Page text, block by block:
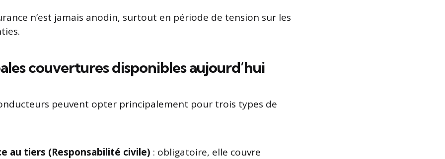
n’est jamais anodin, surtout en période de tension sur les
couvertures disponibles aujourd’hui
peuvent opter principalement pour trois types de
au tiers (Responsabilité civile) : obligatoire, elle couvre